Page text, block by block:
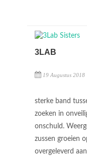
3LAB
19 Augustus 2018
sterke band
zoeken in
onschuld.
zussen groeien
overgeleverd